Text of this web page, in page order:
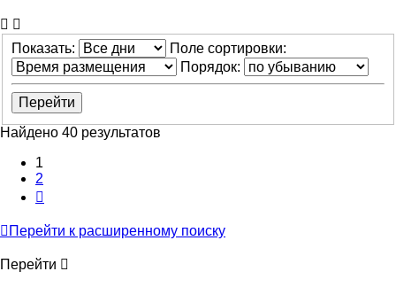
Показать:
Поле сортировки:
Порядок:
Найдено 40 результатов
1
2
Перейти к расширенному поиску
Перейти